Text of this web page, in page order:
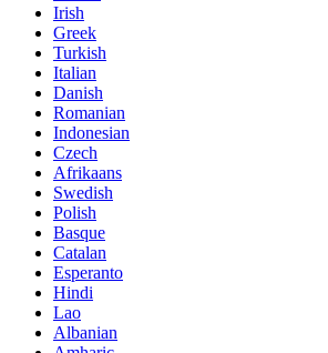
Irish
Greek
Turkish
Italian
Danish
Romanian
Indonesian
Czech
Afrikaans
Swedish
Polish
Basque
Catalan
Esperanto
Hindi
Lao
Albanian